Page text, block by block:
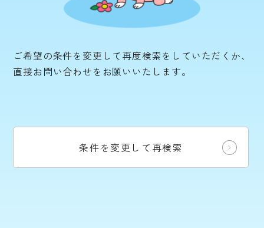
ご希望の条件を変更して再度検索をしていただくか、
直接お問い合わせをお願いいたします。
条件を変更して再検索